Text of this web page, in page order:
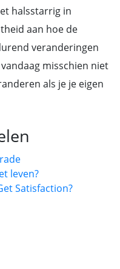
halsstarrig in
aan hoe de
veranderingen
misschien niet
als je je eigen
leven?
Satisfaction?